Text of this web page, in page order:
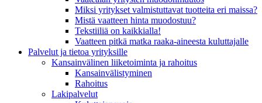
Miksi yritykset valmistuttavat tuotteita eri maissa?
Mistä vaatteen hinta muodostuu?
Tekstiiliä on kaikkialla!
Vaatteen pitkä matka raaka-aineesta kuluttajalle
Palvelut ja tietoa yrityksille
Kansainvälinen liiketoiminta ja rahoitus
Kansain­välistyminen
Rahoitus
Lakipalvelut